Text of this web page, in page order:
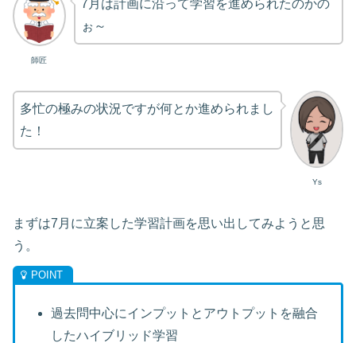
師匠
7月は計画に沿って学習を進められたのかの
ぉ～
Ys
多忙の極みの状況ですが何とか進められまし
た！
まずは7月に立案した学習計画を思い出してみようと思
う。
過去問中心にインプットとアウトプットを融合
したハイブリッド学習